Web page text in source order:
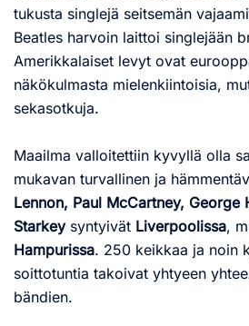
tukusta singlejä seitsemän
Beatles harvoin laittoi singlejään
Amerikkalaiset levyt ovat
näkökulmasta mielenkiintoisia,
sekasotkuja.
Maailma valloitettiin kyvyllä olla
mukavan turvallinen ja
Lennon, Paul McCartney, George
Starkey syntyivät Liverpoolissa,
Hampurissa. 250 keikkaa ja noin
soittotuntia takoivat yhtyeen
bändien.